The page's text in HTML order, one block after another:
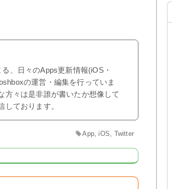
、日々のApps更新情報(iOS・
の運営・編集を行っていま
方々は是非誰が書いたか想像して
ております。
App iOS Twitter